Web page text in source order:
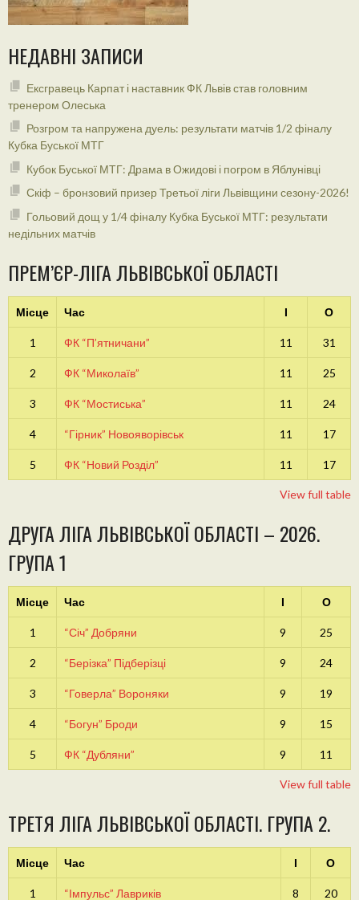
НЕДАВНІ ЗАПИСИ
Ексгравець Карпат і наставник ФК Львів став головним
тренером Олеська
Розгром та напружена дуель: результати матчів 1/2 фіналу
Кубка Буської МТГ
Кубок Буської МТГ: Драма в Ожидові і погром в Яблунівці
Скіф – бронзовий призер Третьої ліги Львівщини сезону-2026!
Гольовий дощ у 1/4 фіналу Кубка Буської МТГ: результати
недільних матчів
ПРЕМ’ЄР-ЛІГА ЛЬВІВСЬКОЇ ОБЛАСТІ
Місце Час І О
1 ФК “П’ятничани” 11 31
2 ФК “Миколаїв” 11 25
3 ФК “Мостиська” 11 24
4 “Гірник” Новояворівськ 11 17
5 ФК “Новий Розділ” 11 17
View full table
ДРУГА ЛІГА ЛЬВІВСЬКОЇ ОБЛАСТІ – 2026.
ГРУПА 1
Місце Час І О
1 “Січ” Добряни 9 25
2 “Берізка” Підберізці 9 24
3 “Говерла” Вороняки 9 19
4 “Богун” Броди 9 15
5 ФК “Дубляни” 9 11
View full table
ТРЕТЯ ЛІГА ЛЬВІВСЬКОЇ ОБЛАСТІ. ГРУПА 2.
Місце Час І О
1 “Імпульс” Лавриків 8 20